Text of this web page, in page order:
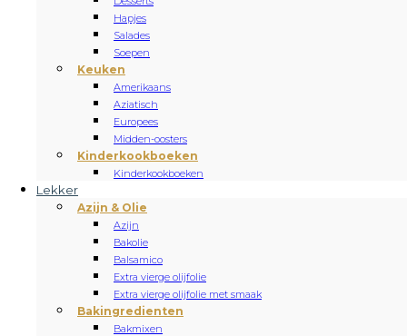
Hapjes
Salades
Soepen
Keuken
Amerikaans
Aziatisch
Europees
Midden-oosters
Kinderkookboeken
Kinderkookboeken
Lekker
Azijn & Olie
Azijn
Bakolie
Balsamico
Extra vierge olijfolie
Extra vierge olijfolie met smaak
Bakingredienten
Bakmixen